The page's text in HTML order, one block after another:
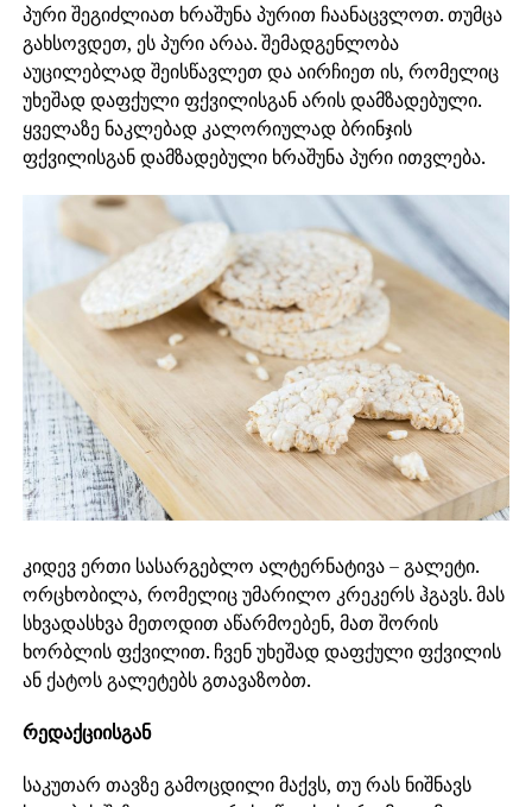
პური შეგიძლიათ ხრაშუნა პურით ჩაანაცვლოთ. თუმცა
გახსოვდეთ, ეს პური არაა. შემადგენლობა
აუცილებლად შეისწავლეთ და აირჩიეთ ის, რომელიც
უხეშად დაფქული ფქვილისგან არის დამზადებული.
ყველაზე ნაკლებად კალორიულად ბრინჯის
ფქვილისგან დამზადებული ხრაშუნა პური ითვლება.
კიდევ ერთი სასარგებლო ალტერნატივა – გალეტი.
ორცხობილა, რომელიც უმარილო კრეკერს ჰგავს. მას
სხვადასხვა მეთოდით აწარმოებენ, მათ შორის
ხორბლის ფქვილით. ჩვენ უხეშად დაფქული ფქვილის
ან ქატოს გალეტებს გთავაზობთ.
რედაქციისგან
საკუთარ თავზე გამოცდილი მაქვს, თუ რას ნიშნავს